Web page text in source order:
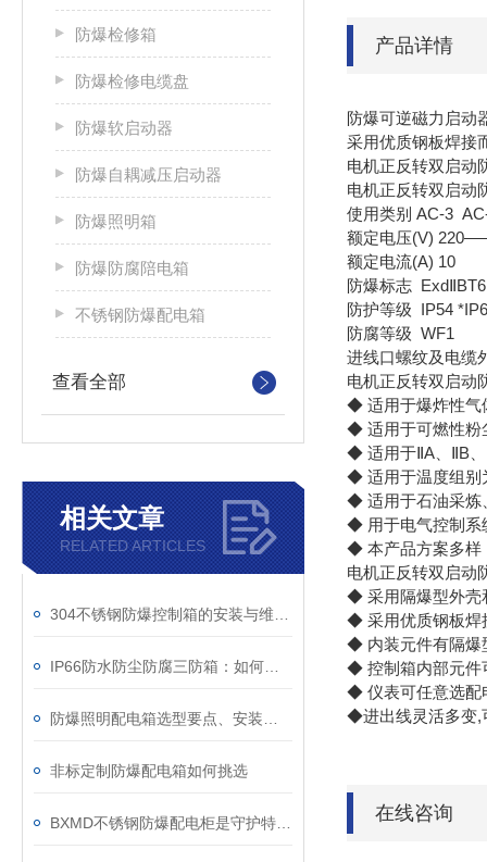
防爆检修箱
防爆检修电缆盘
防爆软启动器
防爆自耦减压启动器
防爆照明箱
防爆防腐陪电箱
不锈钢防爆配电箱
查看全部
相关文章
RELATED ARTICLES
非标定制防爆配电箱如何挑选
产品详情
防爆可逆磁力启动
采用优质钢板焊接
电机正反转双启动
电机正反转双启动
使用类别 AC-3
额定电压(V)
额定电流(A) 10
防爆标志
防护等级 IP54
防腐等级 WF1
进线口螺纹及电
电机正反转双启动
◆ 适用于爆炸性气
◆ 适用于可燃性粉
◆ 适用于ⅡA、ⅡB
◆ 适用于温度组
◆ 适用于石油采炼
◆ 用于电气控制系
◆ 本产品方案多样
电机正反转双启动
◆ 采用隔爆型外壳
◆ 采用优质钢板焊
◆ 内装元件有隔爆
◆ 控制箱内部元件
◆ 仪表可任意选配
◆进出线灵活多变,
在线咨询